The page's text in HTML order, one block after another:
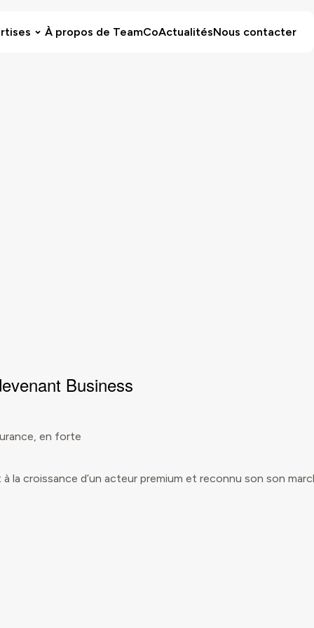
À propos de TeamCoActualitésNous contacter
Business
en forte
croissance d’un acteur premium et reconnu son son